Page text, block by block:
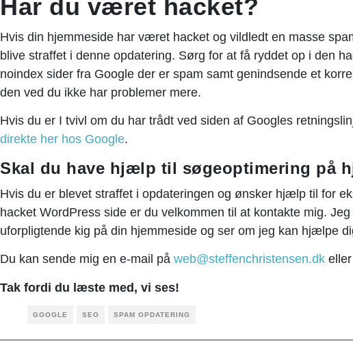
Har du været hacket?
Hvis din hjemmeside har været hacket og vildledt en masse
blive straffet i denne opdatering. Sørg for at få ryddet op i den
noindex sider fra Google der er spam samt genindsende et
den ved du ikke har problemer mere.
Hvis du er I tvivl om du har trådt ved siden af Googles
direkte her hos Google.
Skal du have hjælp til søgeoptimering på
Hvis du er blevet straffet i opdateringen og ønsker hjælp til for
hacket WordPress side er du velkommen til at kontakte mig.
uforpligtende kig på din hjemmeside og ser om jeg kan hjælpe
Du kan sende mig en e-mail på web@steffenchristensen.dk
Tak fordi du læste med, vi ses!
GOOGLE SEO SPAM OPDATERING